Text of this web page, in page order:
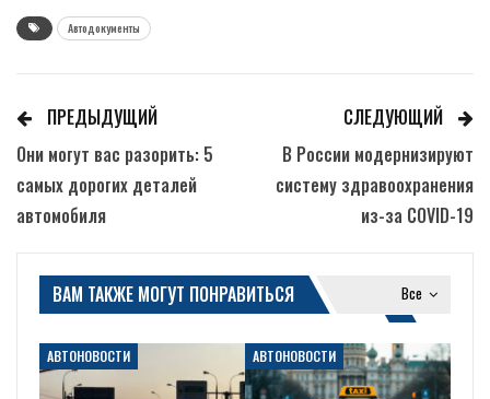
Автодокументы
ПРЕДЫДУЩИЙ
Они могут вас разорить: 5
самых дорогих деталей
автомобиля
СЛЕДУЮЩИЙ
В России модернизируют
систему здравоохранения
из-за COVID-19
Все
ВАМ ТАКЖЕ МОГУТ ПОНРАВИТЬСЯ
АВТОНОВОСТИ АВТОНОВОСТИ